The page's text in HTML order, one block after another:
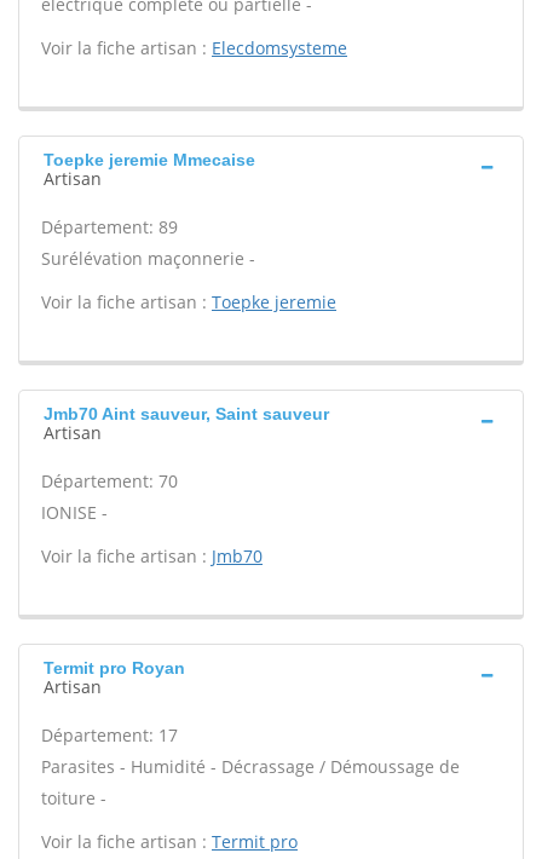
Voir la fiche artisan : Elecdomsysteme
Toepke jeremie Mmecaise
Artisan
Département: 89
Surélévation maçonnerie -
Voir la fiche artisan : Toepke jeremie
Jmb70 Aint sauveur, Saint sauveur
Artisan
Département: 70
IONISE -
Voir la fiche artisan : Jmb70
Termit pro Royan
Artisan
Département: 17
Parasites - Humidité - Décrassage / Démoussage de
toiture -
Voir la fiche artisan : Termit pro